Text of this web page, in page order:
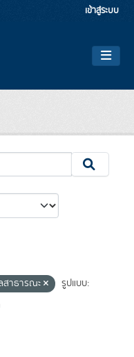
เข้าสู่ระบบ
สาธารณะ
รูปแบบ: